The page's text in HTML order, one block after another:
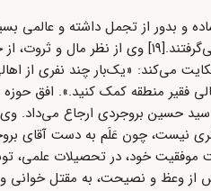
و بدور از تجمل داشته و عالمی
بیشتر اوقات، مردم به خاطر سادگی در لباس و رفتارش، او را با خادم
می‌کند:‌ «یک‌بار چند نفری از
فقیر منطقه کمک کنید.». افق
حسین بروجردی ارجاع می‌داد. وی
نیست، چون عَلَم به دست آقای
موفقیت خود، در تحصیلات
پس از وعظ و نصیحت، به مقتل